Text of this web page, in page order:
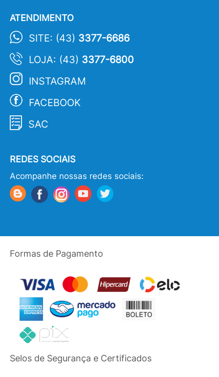
ATENDIMENTO
SITE: (43) 3377-6686
LOJA: (43) 3377-6800
INSTAGRAM
FACEBOOK
SAC
REDES SOCIAIS
Acompanhe nossas redes sociais:
Formas de Pagamento
Selos de Segurança e Certificados